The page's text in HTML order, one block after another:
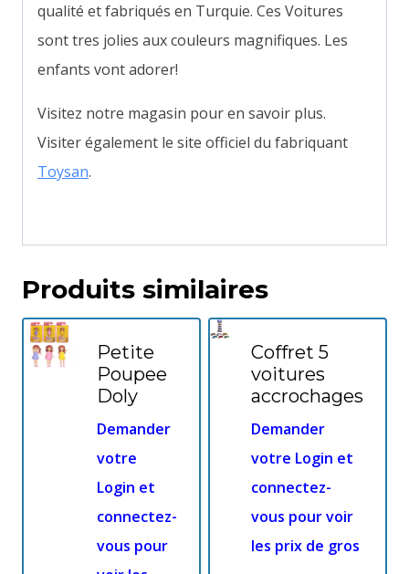
qualité et fabriqués en Turquie. Ces Voitures
sont tres jolies aux couleurs magnifiques. Les
enfants vont adorer!
Visitez notre magasin pour en savoir plus.
Visiter également le site officiel du fabriquant
Toysan.
Produits similaires
Petite
Poupee
Doly
Demander
votre
Login et
connectez-
vous pour
Coffret 5
voitures
accrochages
Demander
votre Login et
connectez-
vous pour voir
les prix de gros